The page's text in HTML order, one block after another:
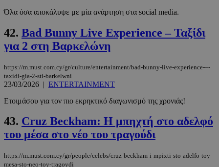
Όλα όσα αποκάλυψε με μία ανάρτηση στα social media.
42. Bad Bunny Live Experience – Ταξίδι
για 2 στη Βαρκελώνη
https://m.must.com.cy/gr/culture/entertainment/bad-bunny-live-experience-–-
taxidi-gia-2-sti-barkelwni
23/03/2026 | ENTERTAINMENT
Ετοιμάσου για τον πιο εκρηκτικό διαγωνισμό της χρονιάς!
43. Cruz Beckham: Η μπηχτή στο αδελφό
του μέσα στο νέο του τραγούδι
https://m.must.com.cy/gr/people/celebs/cruz-beckham-i-mpixti-sto-adelfo-toy-
mesa-sto-neo-toy-tragoydi